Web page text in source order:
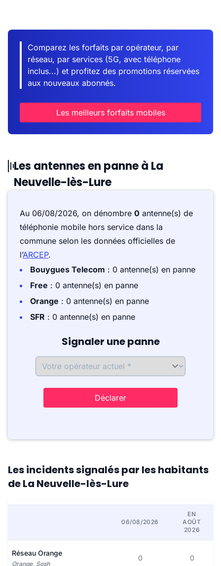
Comparez les forfaits par opérateur, par
réseau, par services (5G, avec téléphone
inclus...) et profitez des promotions réservées
aux nouveaux abonnés.
Les meilleurs forfaits mobiles
Les antennes en panne à La
Neuvelle-lès-Lure
Au 06/08/2026, on dénombre 0 antenne(s) de
téléphonie mobile hors service dans la
commune selon les données officielles de
l’ARCEP.
Bouygues Telecom : 0 antenne(s) en panne
Free : 0 antenne(s) en panne
Orange : 0 antenne(s) en panne
SFR : 0 antenne(s) en panne
Signaler une panne
Déclarer
Les incidents signalés par les habitants
de La Neuvelle-lès-Lure
06/08/2026
EN
AOÛT
2026
Réseau Orange
Orange, Sosh
0 0